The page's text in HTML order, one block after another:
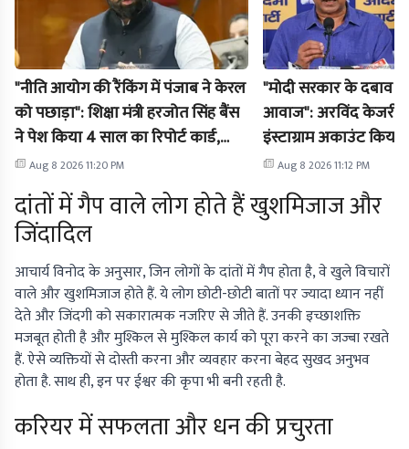
"नीति आयोग की रैंकिंग में पंजाब ने केरल
को पछाड़ा": शिक्षा मंत्री हरजोत सिंह बैंस
ने पेश किया 4 साल का रिपोर्ट कार्ड,
विपक्ष पर साधा निशाना
Aug 8 2026 11:20 PM
"मोदी सरकार के दबाव में
आवाज": अरविंद
इंस्टाग्राम अकाउंट
भी नहीं बता रही कंपनी
Aug 8 2026 11:12 PM
दांतों में गैप वाले लोग होते हैं खुशमिजाज और
जिंदादिल
आचार्य विनोद के अनुसार, जिन लोगों के दांतों में गैप होता है, वे खुले विचारों
वाले और खुशमिजाज होते हैं. ये लोग छोटी-छोटी बातों पर ज्यादा ध्यान नहीं
देते और जिंदगी को सकारात्मक नजरिए से जीते हैं. उनकी इच्छाशक्ति
मजबूत होती है और मुश्किल से मुश्किल कार्य को पूरा करने का जज्बा रखते
हैं. ऐसे व्यक्तियों से दोस्ती करना और व्यवहार करना बेहद सुखद अनुभव
होता है. साथ ही, इन पर ईश्वर की कृपा भी बनी रहती है.
करियर में सफलता और धन की प्रचुरता